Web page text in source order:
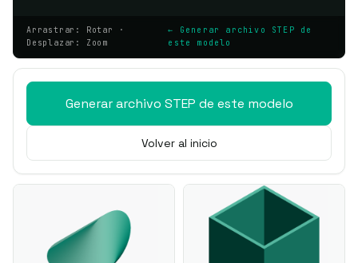
Arrastrar: Rotar ·
Desplazar: Zoom
← Generar archivo STEP de
este modelo
Generar archivo STEP de este modelo
Volver al inicio